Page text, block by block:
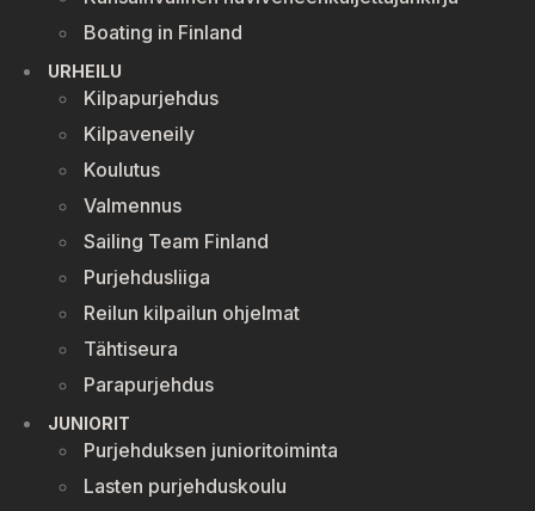
Boating in Finland
URHEILU
Kilpapurjehdus
Kilpaveneily
Koulutus
Valmennus
Sailing Team Finland
Purjehdusliiga
Reilun kilpailun ohjelmat
Tähtiseura
Parapurjehdus
JUNIORIT
Purjehduksen junioritoiminta
Lasten purjehduskoulu